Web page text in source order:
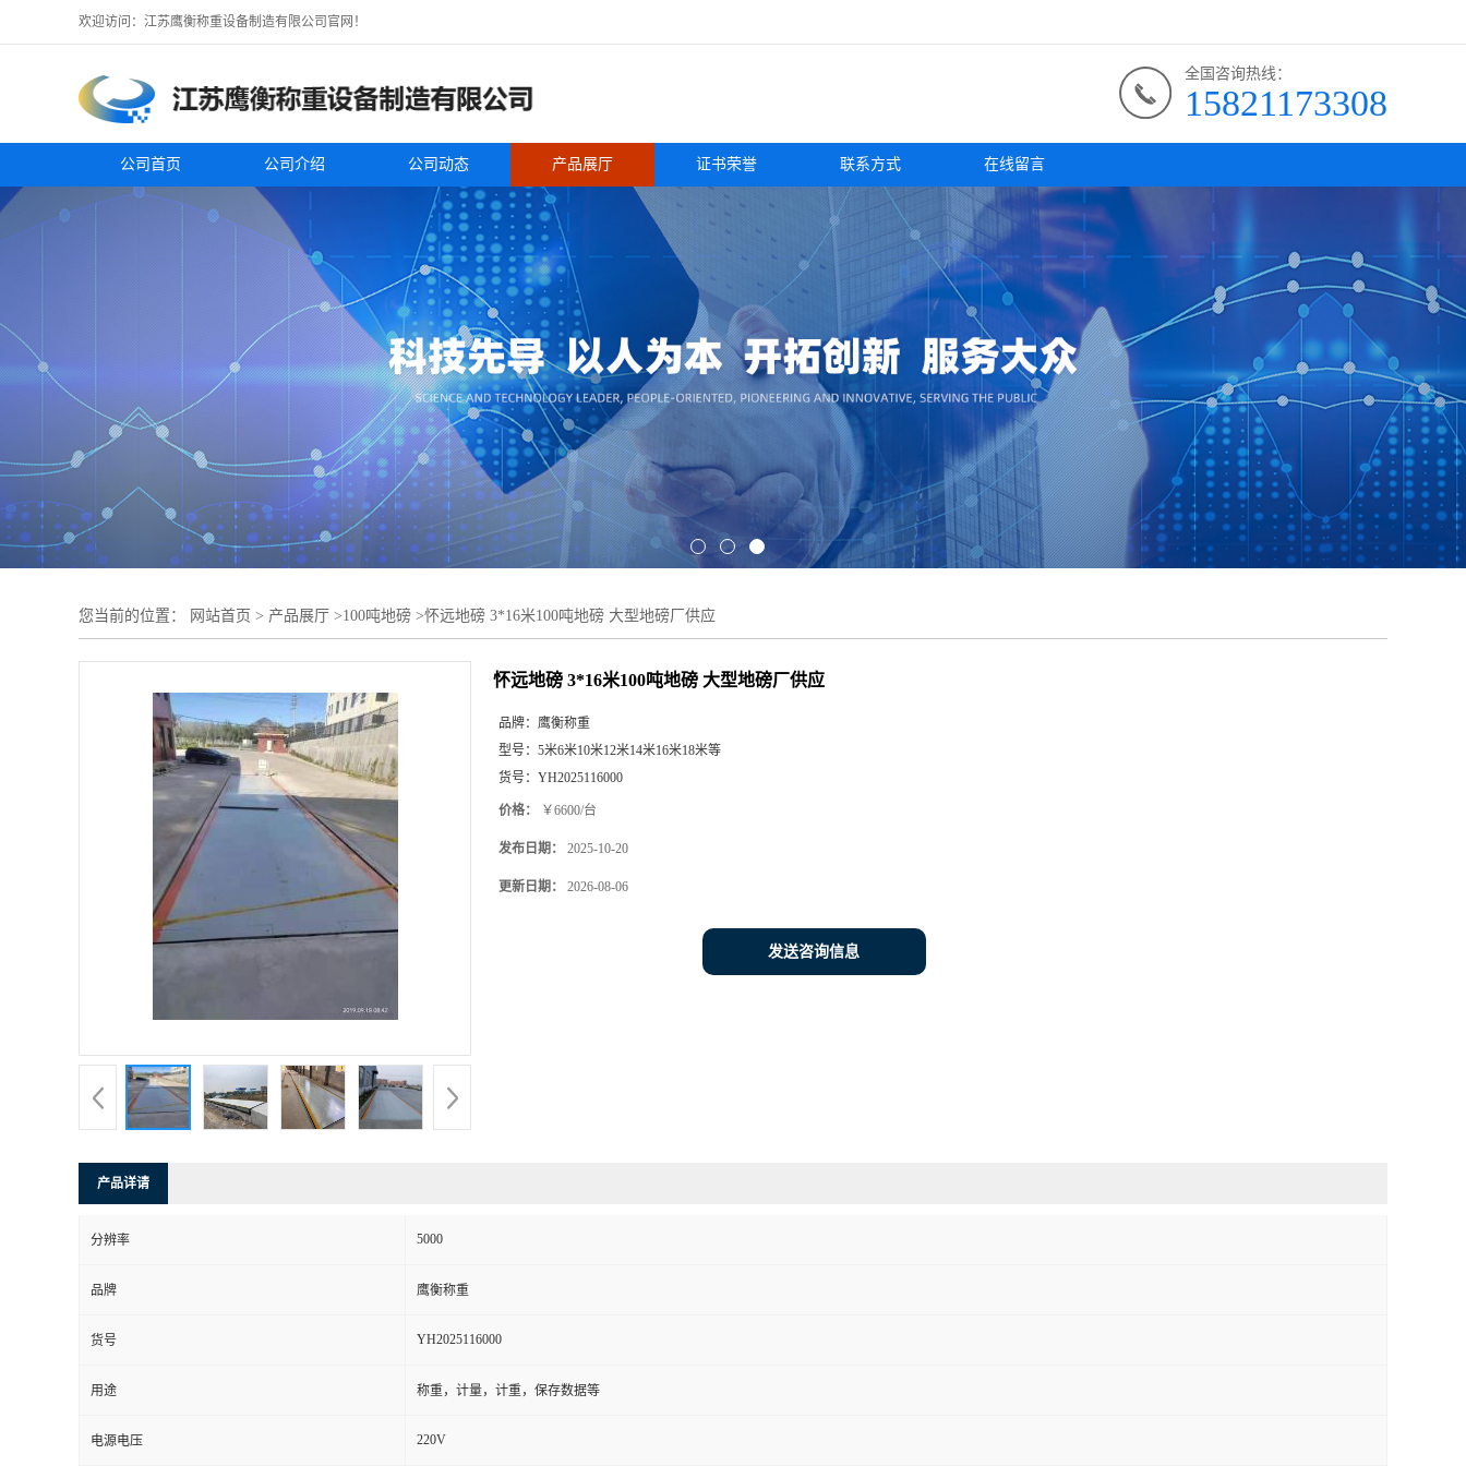
欢迎访问：江苏鹰衡称重设备制造有限公司官网！
全国咨询热线：
15821173308
公司首页 公司介绍 公司动态 产品展厅 证书荣誉 联系方式 在线留言
您当前的位置： 网站首页 > 产品展厅 >100吨地磅 >怀远地磅 3*16米100吨地磅 大型地磅厂供应
怀远地磅 3*16米100吨地磅 大型地磅厂供应
品牌： 鹰衡称重
型号： 5米6米10米12米14米16米18米等
货号： YH2025116000
价格： ￥6600/台
发布日期： 2025-10-20
更新日期： 2026-08-06
发送咨询信息
产品详请
分辨率 5000
品牌 鹰衡称重
货号 YH2025116000
用途 称重，计量，计重，保存数据等
电源电压 220V